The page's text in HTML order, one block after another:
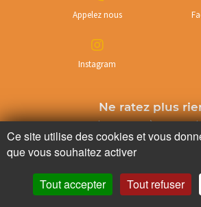
Appelez nous
Instagram
Ne ratez plus
Abonnez-vous à notre
Je m’inscris
Ce site utilise des cookies et vous
que vous souhaitez activer
Tout accepter Tout refuser